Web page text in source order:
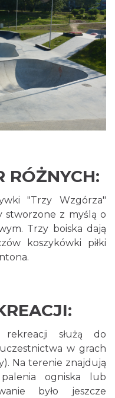
RÓŻNYCH:
"Trzy Wzgórza"
stworzone z myślą o
Trzy boiska dają
koszykówki piłki
rekreacji służą do
w grach
Na terenie znajdują
ogniska lub
było jeszcze